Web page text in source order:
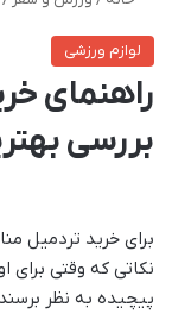
لوازم ورزشی
راهنمای
بررسی
برای خرید تردمیل
نکاتی که وقتی برای
پیچیده به نظر